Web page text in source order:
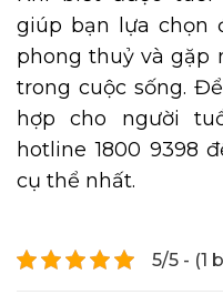
giúp bạn lựa chọn
phong thuỷ và gặp
trong cuộc sống.
hợp cho người
hotline 1800 9398
cụ thể nhất.
5/5 - (1